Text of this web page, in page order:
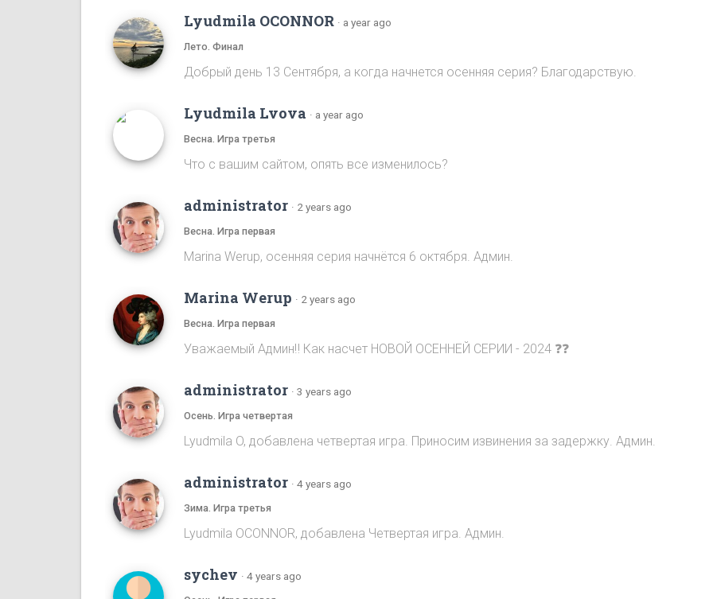
Lyudmila OCONNOR · a year ago
Лето. Финал
Добрый день 13 Сентября, а когда начнется осенняя серия? Благодарствую.
Lyudmila Lvova · a year ago
Весна. Игра третья
Что с вашим сайтом, опять все изменилось?
administrator · 2 years ago
Весна. Игра первая
Marina Werup, осенняя серия начнётся 6 октября. Админ.
Marina Werup · 2 years ago
Весна. Игра первая
Уважаемый Админ‼️ Как насчет НОВОЙ ОСЕННЕЙ СЕРИИ - 2024 ❓❓
administrator · 3 years ago
Осень. Игра четвертая
Lyudmila O, добавлена четвертая игра. Приносим извинения за задержку. Админ.
administrator · 4 years ago
Зима. Игра третья
Lyudmila OCONNOR, добавлена Четвертая игра. Админ.
sychev · 4 years ago